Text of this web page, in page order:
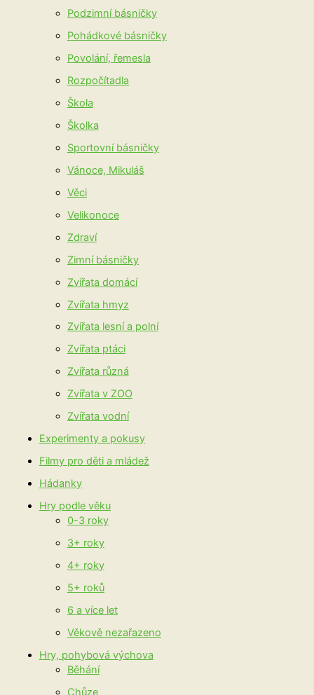
Podzimní básničky
Pohádkové básničky
Povolání, řemesla
Rozpočítadla
Škola
Školka
Sportovní básničky
Vánoce, Mikuláš
Věci
Velikonoce
Zdraví
Zimní básničky
Zvířata domácí
Zvířata hmyz
Zvířata lesní a polní
Zvířata ptáci
Zvířata různá
Zvířata v ZOO
Zvířata vodní
Experimenty a pokusy
Filmy pro děti a mládež
Hádanky
Hry podle věku
0-3 roky
3+ roky
4+ roky
5+ roků
6 a více let
Věkově nezařazeno
Hry, pohybová výchova
Běhání
Chůze